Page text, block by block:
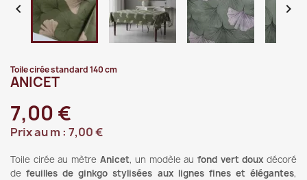
 
Toile cirée standard 140 cm
ANICET
7,00 €
Prix au m : 7,00 €
Toile cirée au mètre Anicet, un modèle aufond vert doux décoré
defeuilles de ginkgo stylisées aux lignes fines et élégantes,